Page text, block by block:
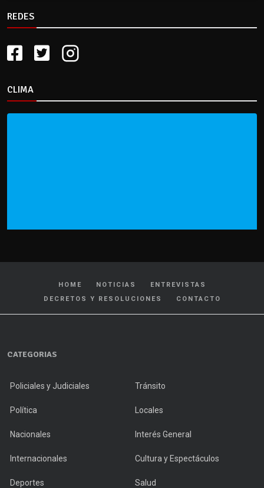
REDES
CLIMA
HOME NOTICIAS
ENTREVISTAS
DECRETOS Y RESOLUCIONES
CONTACTO
CATEGORIAS
Policiales y Judiciales Tránsito
Política Locales
Nacionales Interés General
Internacionales Cultura y Espectáculos
Deportes Salud